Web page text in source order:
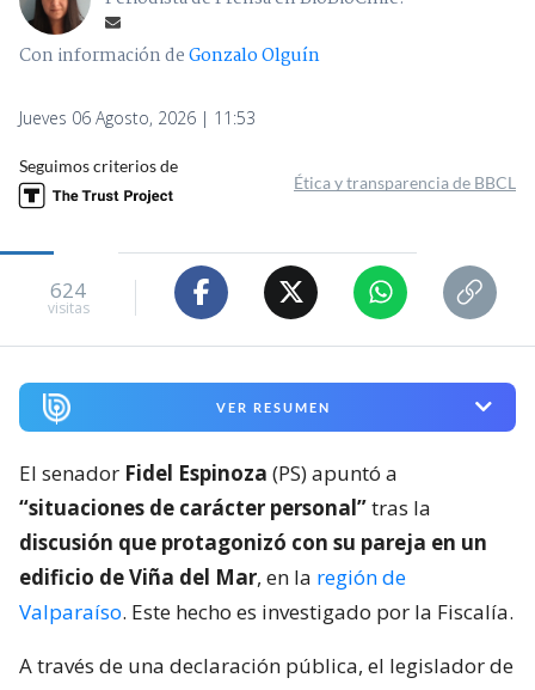
Con información deGonzalo Olguín
Jueves 06 Agosto, 2026 | 11:53
Seguimos criterios de
Ética y transparencia de BBCL
624
visitas
VER RESUMEN
El senador Fidel Espinoza (PS) apuntó a
“situaciones de carácter personal”tras la
discusión que protagonizó con su pareja en un
edificio de Viña del Mar, en la región de
Valparaíso. Este hecho es investigado por la Fiscalía.
A través de una declaración pública, el legislador de